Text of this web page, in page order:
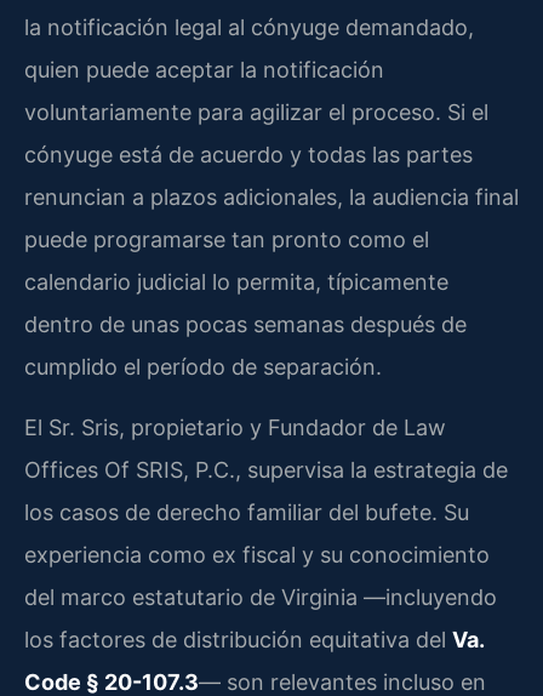
la notificación legal al cónyuge demandado,
quien puede aceptar la notificación
voluntariamente para agilizar el proceso. Si el
cónyuge está de acuerdo y todas las partes
renuncian a plazos adicionales, la audiencia final
puede programarse tan pronto como el
calendario judicial lo permita, típicamente
dentro de unas pocas semanas después de
cumplido el período de separación.
El Sr. Sris, propietario y Fundador de Law
Offices Of SRIS, P.C., supervisa la estrategia de
los casos de derecho familiar del bufete. Su
experiencia como ex fiscal y su conocimiento
del marco estatutario de Virginia —incluyendo
los factores de distribución equitativa del Va.
Code § 20-107.3— son relevantes incluso en